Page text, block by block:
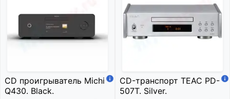
CD проигрыватель Michi
Q430. Black.
CD-транспорт TEAC PD-
507T. Silver.